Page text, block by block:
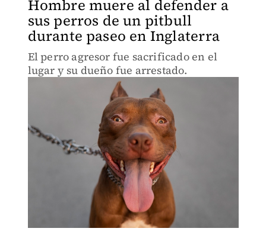
Hombre muere al defender a
sus perros de un pitbull
durante paseo en Inglaterra
El perro agresor fue sacrificado en el
lugar y su dueño fue arrestado.